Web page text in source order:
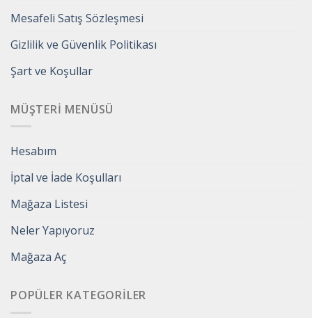
Mesafeli Satış Sözleşmesi
Gizlilik ve Güvenlik Politikası
Şart ve Koşullar
MÜŞTERI MENÜSÜ
Hesabım
İptal ve İade Koşulları
Mağaza Listesi
Neler Yapıyoruz
Mağaza Aç
POPÜLER KATEGORILER